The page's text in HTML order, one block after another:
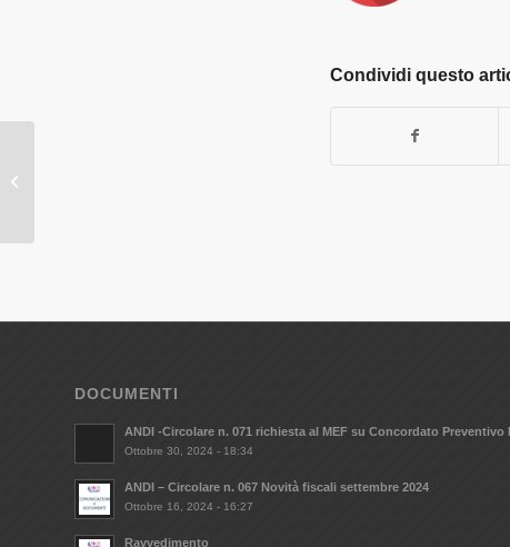
Condividi questo
DOCUMENTI
ANDI -Circolare n. 071 richiesta al MEF su Concordato Preventivo
Ottobre 30, 2024 - 18:34
ANDI – Circolare n. 067 Novità fiscali settembre 2024
Ottobre 16, 2024 - 16:27
Ravvedimento